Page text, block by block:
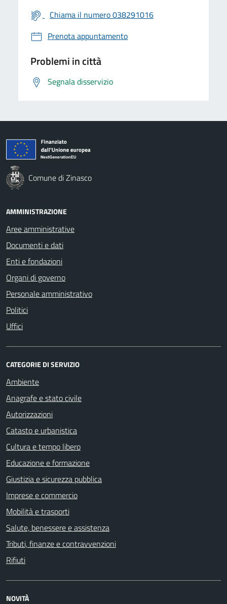
Chiama il numero 038291016
Prenota appuntamento
Problemi in città
Segnala disservizio
Comune di Zinasco
AMMINISTRAZIONE
Aree amministrative
Documenti e dati
Enti e fondazioni
Organi di governo
Personale amministrativo
Politici
Uffici
CATEGORIE DI SERVIZIO
Ambiente
Anagrafe e stato civile
Autorizzazioni
Catasto e urbanistica
Cultura e tempo libero
Educazione e formazione
Giustizia e sicurezza pubblica
Imprese e commercio
Mobilità e trasporti
Salute, benessere e assistenza
Tributi, finanze e contravvenzioni
Rifiuti
NOVITÀ